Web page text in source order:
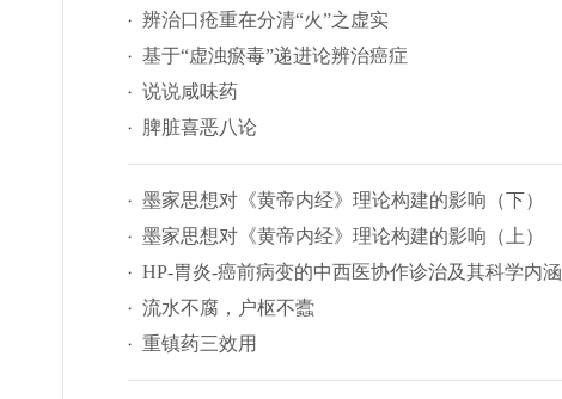
辨治口疮重在分清“火”之虚实
基于“虚浊瘀毒”递进论辨治癌症
说说咸味药
脾脏喜恶八论
墨家思想对《黄帝内经》理论构建的影响（下）
墨家思想对《黄帝内经》理论构建的影响（上）
HP-胃炎-癌前病变的中西医协作诊治及其科学内涵
流水不腐，户枢不蠹
重镇药三效用